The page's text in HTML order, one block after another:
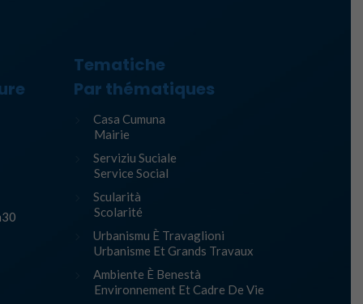
Tematiche
Par thématiques
Casa Cumuna
Mairie
Serviziu Suciale
Service Social
Scularità
Scolarité
Urbanismu È Travaglioni
Urbanisme Et Grands Travaux
Ambiente È Benestà
Environnement Et Cadre De Vie